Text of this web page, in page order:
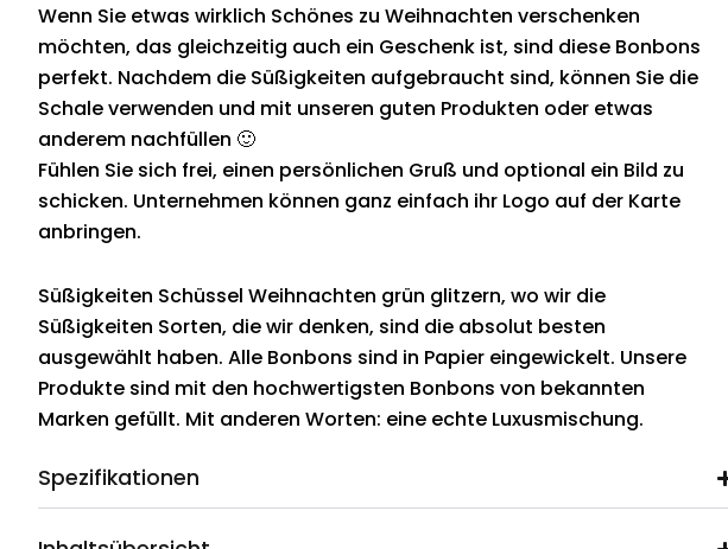
Wenn Sie etwas wirklich Schönes zu Weihnachten verschenken
möchten, das gleichzeitig auch ein Geschenk ist, sind diese Bonbons
perfekt. Nachdem die Süßigkeiten aufgebraucht sind, können Sie die
Schale verwenden und mit unseren guten Produkten oder etwas
anderem nachfüllen 🙂
Fühlen Sie sich frei, einen persönlichen Gruß und optional ein Bild zu
schicken. Unternehmen können ganz einfach ihr Logo auf der Karte
anbringen.
Süßigkeiten Schüssel Weihnachten grün glitzern, wo wir die
Süßigkeiten Sorten, die wir denken, sind die absolut besten
ausgewählt haben. Alle Bonbons sind in Papier eingewickelt. Unsere
Produkte sind mit den hochwertigsten Bonbons von bekannten
Marken gefüllt. Mit anderen Worten: eine echte Luxusmischung.
Spezifikationen